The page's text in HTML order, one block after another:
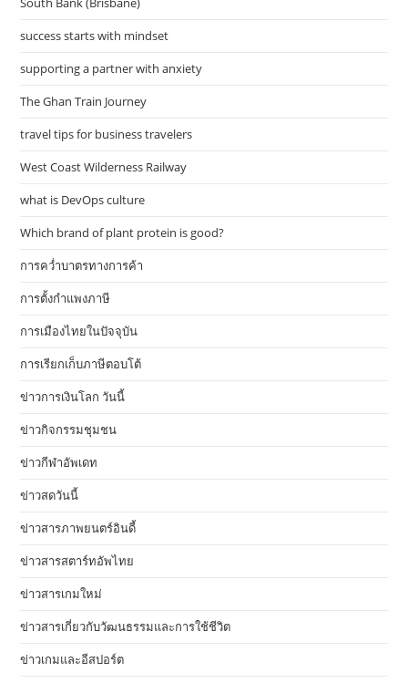
success starts with mindset
supporting a partner with anxiety
The Ghan Train Journey
travel tips for business travelers
West Coast Wilderness Railway
what is DevOps culture
Which brand of plant protein is good?
การคว่ำบาตรทางการค้า
การตั้งกำแพงภาษี
การเมืองไทยในปัจจุบัน
การเรียกเก็บภาษีตอบโต้
ข่าวการเงินโลก วันนี้
ข่าวกิจกรรมชุมชน
ข่าวกีฬาอัพเดท
ข่าวสดวันนี้
ข่าวสารภาพยนตร์อินดี้
ข่าวสารสตาร์ทอัพไทย
ข่าวสารเกมใหม่
ข่าวสารเกี่ยวกับวัฒนธรรมและการใช้ชีวิต
ข่าวเกมและอีสปอร์ต